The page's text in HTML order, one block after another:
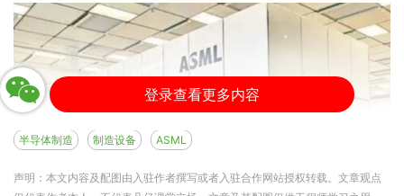
登录查看更多内容
半导体制造 制造设备 ASML
声明：本文内容及配图由入驻作者撰写或者入驻合作网站授权转载。文章观点